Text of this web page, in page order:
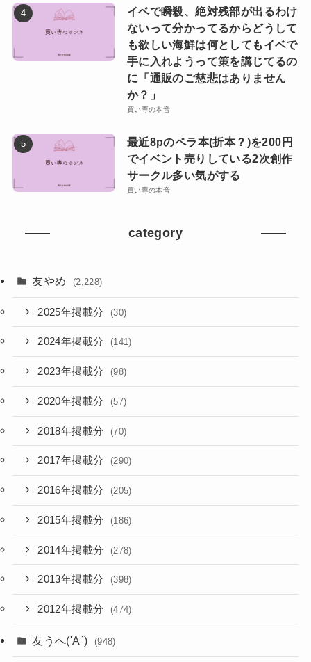
イベで瞬殺、絶対残部が出るわけ
ないって分かってるからどうして
も欲しい海鮮は何としてもイベで
手に入れようって策を講じてるの
に「通販のご慈悲はありません
か？」
買い専の本音
最近8pのペラ本(折本？)を200円
でイベント売りしている2次創作
サークル多い気がする
買い専の本音
category
友やめ (2,228)
2025年掲載分 (30)
2024年掲載分 (141)
2023年掲載分 (98)
2020年掲載分 (57)
2018年掲載分 (70)
2017年掲載分 (290)
2016年掲載分 (205)
2015年掲載分 (186)
2014年掲載分 (278)
2013年掲載分 (398)
2012年掲載分 (474)
友うへ('A`) (948)